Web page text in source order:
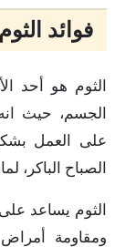
فوائد
الثوم هو أحد
الجسم، حيث
على العمل
الصباح الباكر،
الثوم يساعد
ومقاومة